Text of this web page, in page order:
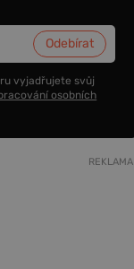
vyjadřujete svůj
osobních
REKLAMA